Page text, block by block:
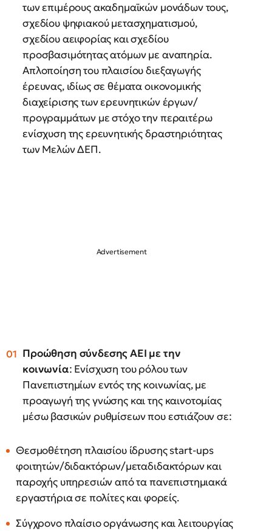
των επιμέρους ακαδημαϊκών μονάδων τους,
σχεδίου ψηφιακού μετασχηματισμού,
σχεδίου αειφορίας και σχεδίου
προσβασιμότητας ατόμων με αναπηρία.
Απλοποίηση του πλαισίου διεξαγωγής
έρευνας, ιδίως σε θέματα οικονομικής
διαχείρισης των ερευνητικών έργων/
προγραμμάτων με στόχο την περαιτέρω
ενίσχυση της ερευνητικής δραστηριότητας
των Μελών ΔΕΠ.
Προώθηση σύνδεσης ΑΕΙ με την
κοινωνία: Ενίσχυση του ρόλου των
Πανεπιστημίων εντός της κοινωνίας, με
προαγωγή της γνώσης και της καινοτομίας
μέσω βασικών ρυθμίσεων που εστιάζουν σε:
Θεσμοθέτηση πλαισίου ίδρυσης start-ups
φοιτητών/διδακτόρων/μεταδιδακτόρων και
παροχής υπηρεσιών από τα πανεπιστημιακά
εργαστήρια σε πολίτες και φορείς.
Σύγχρονο πλαίσιο οργάνωσης και λειτουργίας